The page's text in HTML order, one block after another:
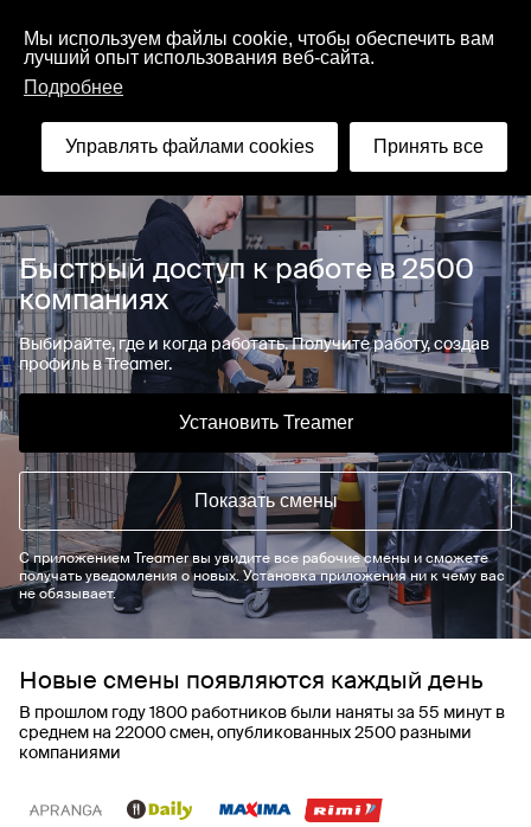
Русский
Быстрый доступ к работе в 2500
компаниях
Выбирайте, где и когда работать. Получите работу, создав
профиль в Treamer.
Установить Treamer
Показать смены
С приложением Treamer вы увидите все рабочие смены и сможете
получать уведомления о новых. Установка приложения ни к чему вас
не обязывает.
Новые смены появляются каждый день
В прошлом году 1800 работников были наняты за 55 минут в
среднем на 22000 смен, опубликованных 2500 разными
компаниями
Мы используем файлы cookie, чтобы обеспечить вам
лучший опыт использования веб-сайта.
Подробнее
Управлять файлами cookies Принять все